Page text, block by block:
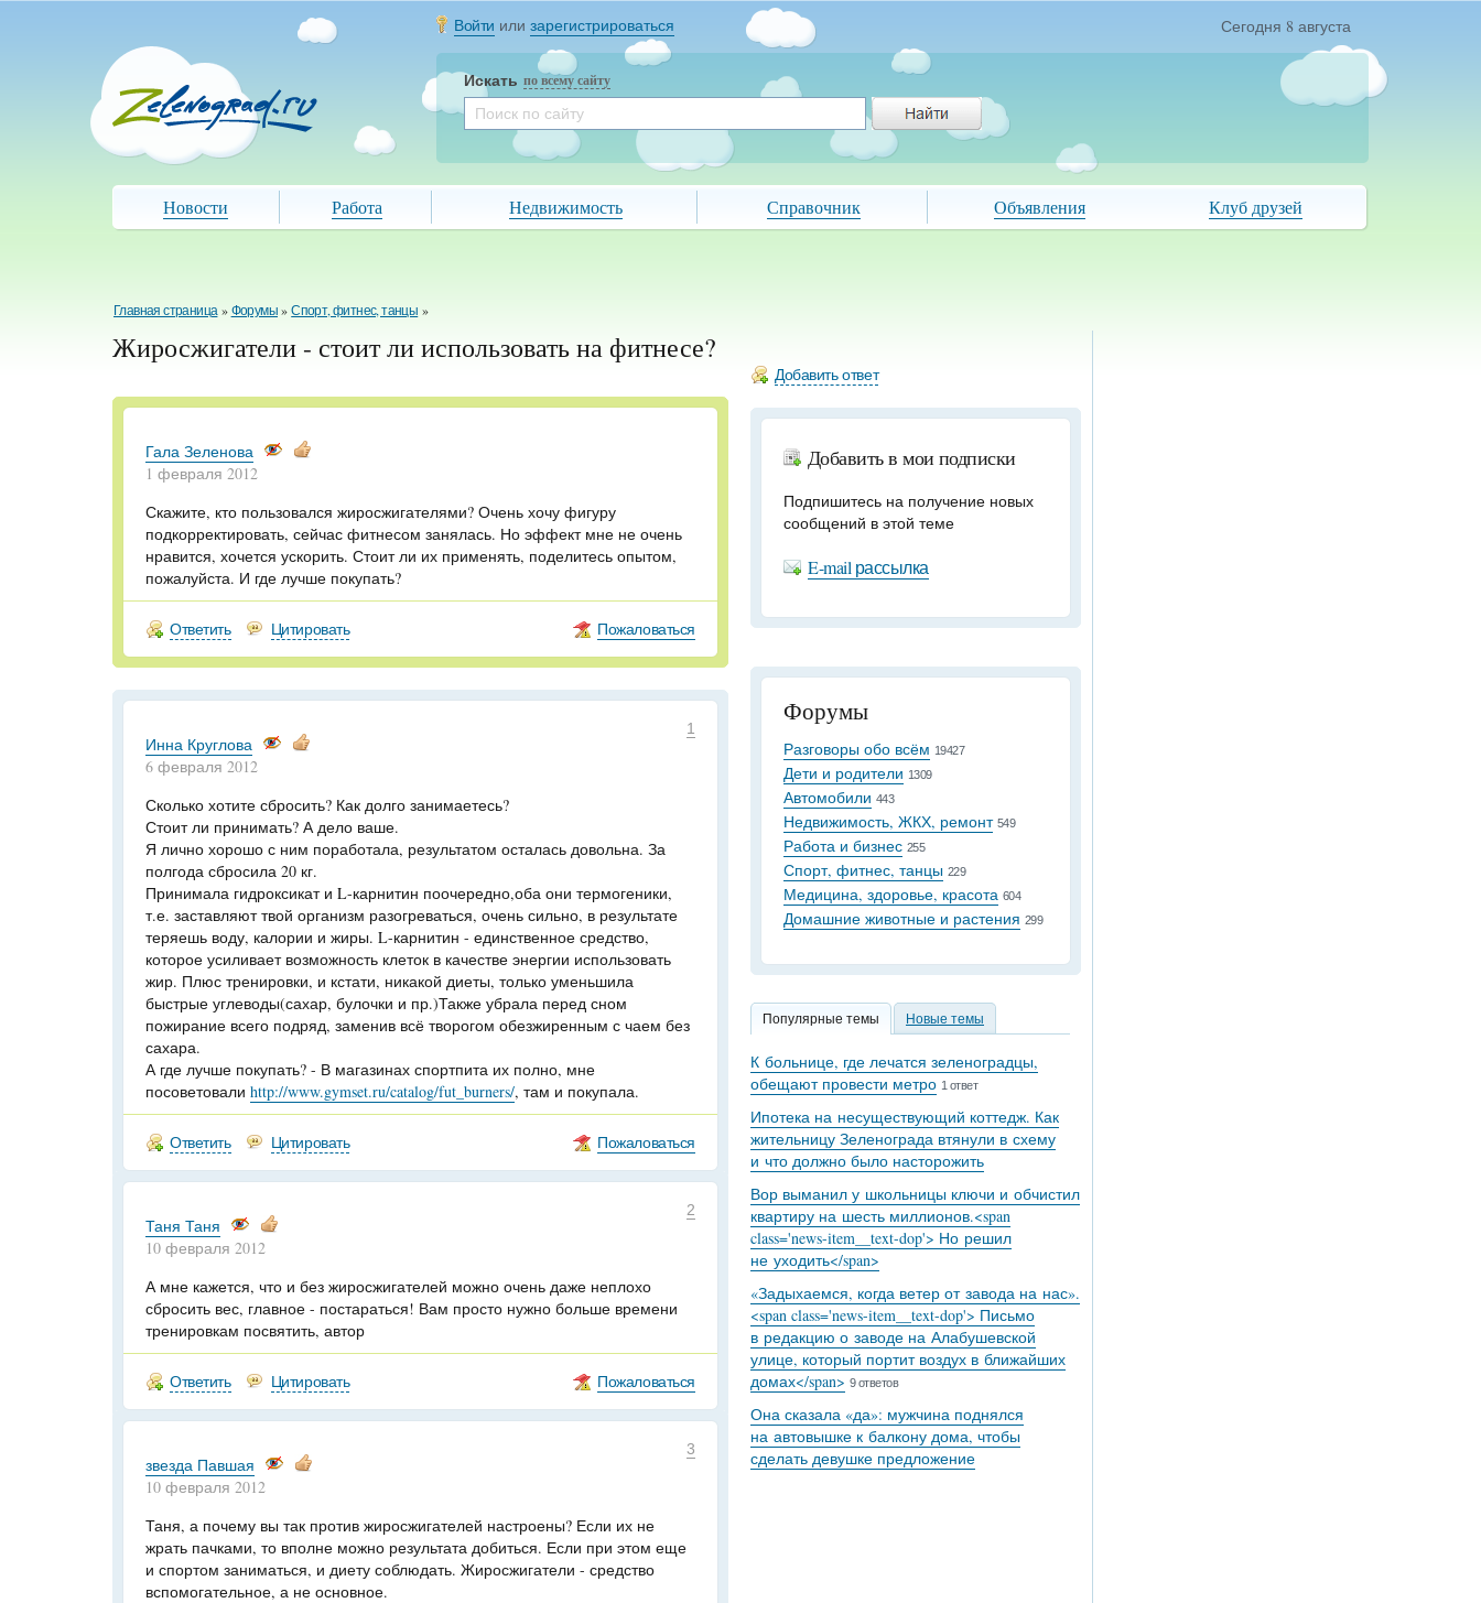
Войти или зарегистрироваться Сегодня 8 августа
Искать по всему сайту
Новости Работа Недвижимость Справочник Объявления Клуб друзей
Главная страница »Форумы» Спорт, фитнес, танцы »
Жиросжигатели - стоит ли использовать на фитнесе?
Гала Зеленова
1 февраля 2012
Скажите, кто пользовался жиросжигателями? Очень хочу фигуру
подкорректировать, сейчас фитнесом занялась. Но эффект мне не очень
нравится, хочется ускорить. Стоит ли их применять, поделитесь опытом,
пожалуйста. И где лучше покупать?
Ответить Цитировать Пожаловаться
1
Инна Круглова
6 февраля 2012
Сколько хотите сбросить? Как долго занимаетесь?
Стоит ли принимать? А дело ваше.
Я лично хорошо с ним поработала, результатом осталась довольна. За
полгода сбросила 20 кг.
Принимала гидроксикат и L-карнитин поочередно,оба они термогеники,
т.е. заставляют твой организм разогреваться, очень сильно, в результате
теряешь воду, калории и жиры. L-карнитин - единственное средство,
которое усиливает возможность клеток в качестве энергии использовать
жир. Плюс тренировки, и кстати, никакой диеты, только уменьшила
быстрые углеводы(сахар, булочки и пр.)Также убрала перед сном
пожирание всего подряд, заменив всё творогом обезжиренным с чаем без
сахара.
А где лучше покупать? - В магазинах спортпита их полно, мне
посоветовали http://www.gymset.ru/catalog/fut_burners/, там и покупала.
Ответить Цитировать Пожаловаться
2
Таня Таня
10 февраля 2012
А мне кажется, что и без жиросжигателей можно очень даже неплохо
сбросить вес, главное - постараться! Вам просто нужно больше времени
тренировкам посвятить, автор
Ответить Цитировать Пожаловаться
3
звезда Павшая
10 февраля 2012
Таня, а почему вы так против жиросжигателей настроены? Если их не
жрать пачками, то вполне можно результата добиться. Если при этом еще
и спортом заниматься, и диету соблюдать. Жиросжигатели - средство
вспомогательное, а не основное.
Добавить ответ
Добавить в мои подписки
Подпишитесь на получение новых
сообщений в этой теме
E-mail рассылка
Форумы
Разговоры обо всём 19427
Дети и родители 1309
Автомобили 443
Недвижимость, ЖКХ, ремонт 549
Работа и бизнес 255
Спорт, фитнес, танцы 229
Медицина, здоровье, красота 604
Домашние животные и растения 299
Популярные темы Новые темы
К больнице, где лечатся зеленоградцы,
обещают провести метро 1 ответ
Ипотека на несуществующий коттедж. Как
жительницу Зеленограда втянули в схему
и что должно было насторожить
Вор выманил у школьницы ключи и обчистил
квартиру на шесть миллионов.<span
class='news-item__text-dop'> Но решил
не уходить</span>
«Задыхаемся, когда ветер от завода на нас».
<span class='news-item__text-dop'> Письмо
в редакцию о заводе на Алабушевской
улице, который портит воздух в ближайших
домах</span> 9 ответов
Она сказала «да»: мужчина поднялся
на автовышке к балкону дома, чтобы
сделать девушке предложение